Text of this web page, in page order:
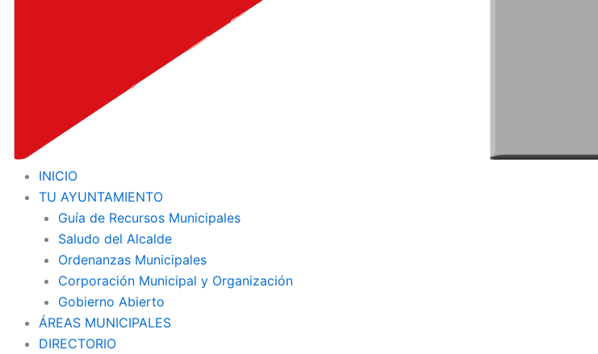
INICIO
TU AYUNTAMIENTO
Guía de Recursos Municipales
Saludo del Alcalde
Ordenanzas Municipales
Corporación Municipal y Organización
Gobierno Abierto
ÁREAS MUNICIPALES
DIRECTORIO